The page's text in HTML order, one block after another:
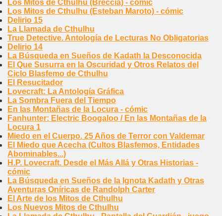
Los Mitos de Cthulhu (Breccia) - cómic
Los Mitos de Cthulhu (Esteban Maroto) - cómic
Delirio 15
La Llamada de Cthulhu
True Detective. Antología de Lecturas No Obligatorias
Delirio 14
La Búsqueda en Sueños de Kadath la Desconocida
El Que Susurra en la Oscuridad y Otros Relatos del
Ciclo Blasfemo de Cthulhu
El Resucitador
Lovecraft: La Antología Gráfica
La Sombra Fuera del Tiempo
En las Montañas de la Locura - cómic
Fanhunter: Electric Boogaloo / En las Montañas de la
Locura 1
Miedo en el Cuerpo. 25 Años de Terror con Valdemar
El Miedo que Acecha (Cultos Blasfemos, Entidades
Abominables...)
H.P. Lovecraft. Desde el Más Allá y Otras Historias -
cómic
La Búsqueda en Sueños de la Ignota Kadath y Otras
Aventuras Oníricas de Randolph Carter
El Arte de los Mitos de Cthulhu
Los Nuevos Mitos de Cthulhu